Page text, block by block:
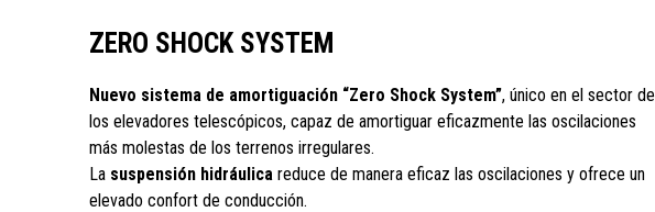
ZERO SHOCK SYSTEM
Nuevo sistema de amortiguación “Zero Shock System”, único en el sector de
los elevadores telescópicos, capaz de amortiguar eficazmente las oscilaciones
más molestas de los terrenos irregulares.
La suspensión hidráulicareduce de manera eficaz las oscilaciones y ofrece un
elevado confort de conducción.